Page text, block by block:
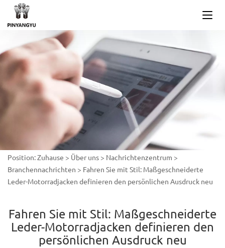
Position:Zuhause > Über uns > Nachrichtenzentrum >
Branchennachrichten > Fahren Sie mit Stil: Maßgeschneiderte
Leder-Motorradjacken definieren den persönlichen Ausdruck neu
Fahren Sie mit Stil: Maßgeschneiderte
Leder-Motorradjacken definieren den
persönlichen Ausdruck neu